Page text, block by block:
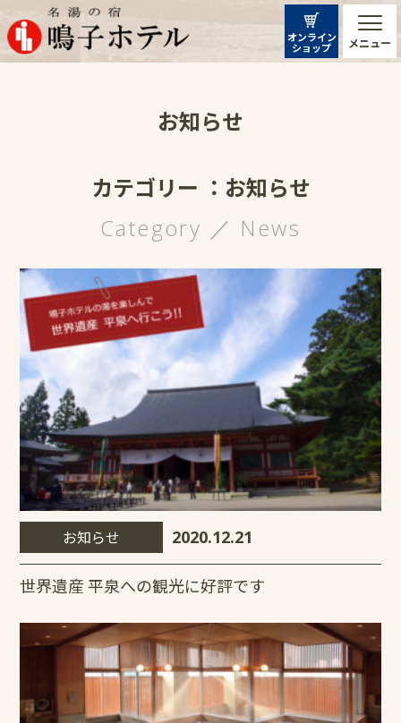
メニュー
オンライン
ショップ
お知らせ
カテゴリー ：お知らせ
Category ／ News
お知らせ 2020.12.21
世界遺産 平泉への観光に好評です